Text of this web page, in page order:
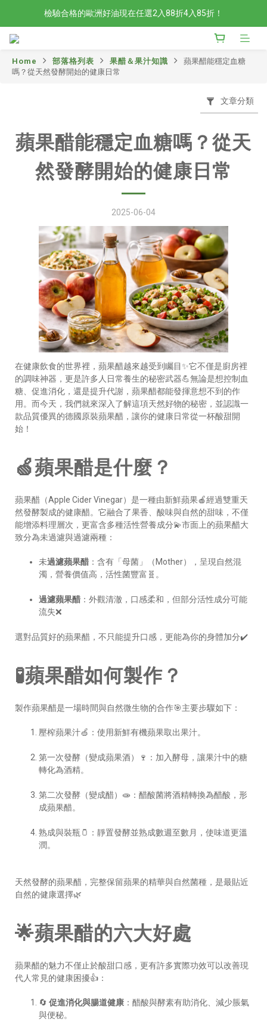
檢驗合格的歐洲好油現在任選2入88折4入85折！
檢驗合格的歐洲好油現在任選2入88折4入85折！
現在官網滿額贈日本有機柚子和風醬！滿越多送越多
新會員限定📣現在加入官網會員立刻享有120元購物金！
Home 部落格列表 果醋＆果汁知識
蘋果醋能穩定血糖
嗎？從天然發酵開始的健康日常
文章分類
蘋果醋能穩定血糖嗎？從天
然發酵開始的健康日常
2025-06-04
在健康飲食的世界裡，蘋果醋越來越受到矚目✨它不僅是廚房裡
的調味神器，更是許多人日常養生的秘密武器💪無論是想控制血
糖、促進消化，還是提升代謝，蘋果醋都能發揮意想不到的作
用。而今天，我們就來深入了解這項天然好物的秘密，並認識一
款品質優異的德國原裝蘋果醋，讓你的健康日常從一杯酸甜開
始！
🍏蘋果醋是什麼？
蘋果醋（Apple Cider Vinegar）是一種由新鮮蘋果🍎經過雙重天
然發酵製成的健康醋。它融合了果香、酸味與自然的甜味，不僅
能增添料理層次，更富含多種活性營養成分💫市面上的蘋果醋大
致分為未過濾與過濾兩種：
未過濾蘋果醋 ：含有「母菌」（Mother），呈現自然混
濁，營養價值高，活性菌豐富🧬。
過濾蘋果醋 ：外觀清澈，口感柔和，但部分活性成分可能
流失❌
選對品質好的蘋果醋，不只能提升口感，更能為你的身體加分✔️
🧪蘋果醋如何製作？
製作蘋果醋是一場時間與自然微生物的合作🎯主要步驟如下：
壓榨蘋果汁🍏：使用新鮮有機蘋果取出果汁。
第一次發酵（變成蘋果酒）🍷：加入酵母，讓果汁中的糖
轉化為酒精。
第二次發酵（變成醋）🧫：醋酸菌將酒精轉換為醋酸，形
成蘋果醋。
熟成與裝瓶🫙：靜置發酵並熟成數週至數月，使味道更溫
潤。
天然發酵的蘋果醋，完整保留蘋果的精華與自然菌種，是最貼近
自然的健康選擇🌿
🌟蘋果醋的六大好處
蘋果醋的魅力不僅止於酸甜口感，更有許多實際功效可以改善現
代人常見的健康困擾👍：
🔄 促進消化與腸道健康 ：醋酸與酵素有助消化、減少脹氣
與便秘。